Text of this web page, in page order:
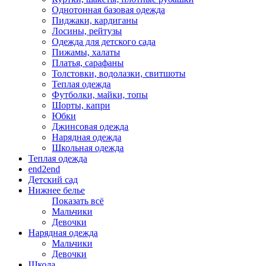
Однотонная базовая одежда
Пиджаки, кардиганы
Лосины, рейтузы
Одежда для детского сада
Пижамы, халаты
Платья, сарафаны
Толстовки, водолазки, свитшоты
Теплая одежда
Футболки, майки, топы
Шорты, капри
Юбки
Джинсовая одежда
Нарядная одежда
Школьная одежда
Теплая одежда
end2end
Детский сад
Нижнее белье
Показать всё
Мальчики
Девочки
Нарядная одежда
Мальчики
Девочки